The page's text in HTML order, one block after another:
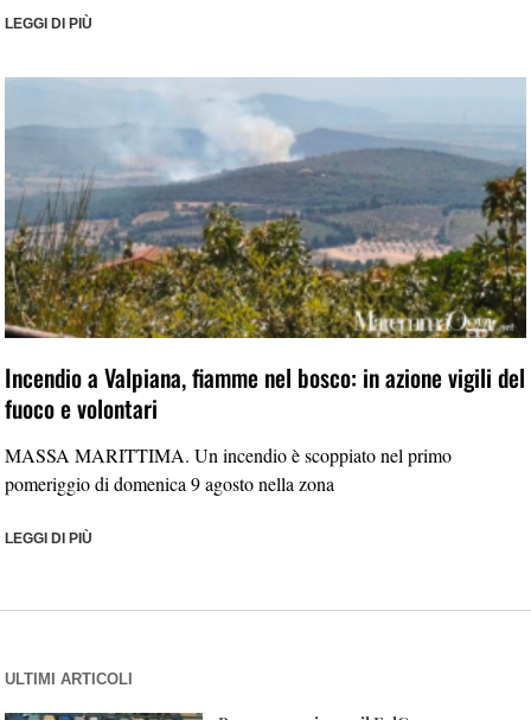
LEGGI DI PIÙ
Incendio a Valpiana, fiamme nel bosco: in azione vigili del
fuoco e volontari
MASSA MARITTIMA. Un incendio è scoppiato nel primo
pomeriggio di domenica 9 agosto nella zona
LEGGI DI PIÙ
ULTIMI ARTICOLI